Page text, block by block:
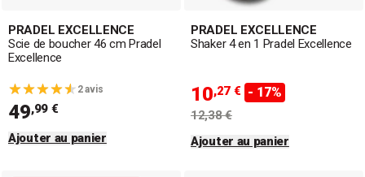
PRADEL EXCELLENCE
Scie de boucher 46 cm Pradel
Excellence
2 avis
49,99 €
Ajouter au panier
PRADEL EXCELLENCE
Shaker 4 en 1 Pradel Excellence
10,27 € - 17%
12,38 €
Ajouter au panier